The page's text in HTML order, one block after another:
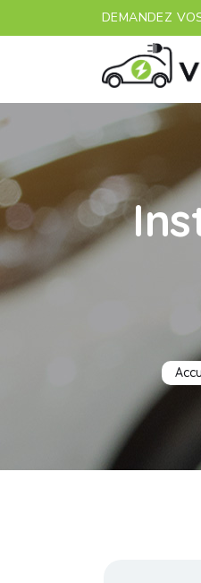
DEMANDEZ